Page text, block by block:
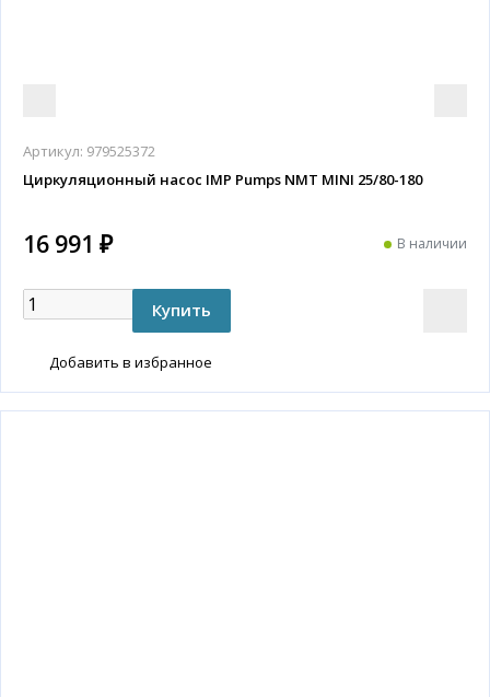
Артикул: 979525372
Циркуляционный насос IMP Pumps NMT MINI 25/80-180
16 991 ₽ В наличии
Добавить в избранное